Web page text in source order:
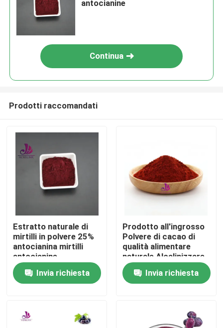
Casa
antocianine
Continua
Prodotti raccomandati
Estratto naturale di
mirtilli in polvere 25%
antocianina mirtilli
antocianine
Invia richiesta
Prodotto all'ingrosso
Polvere di cacao di
qualità alimentare
naturale Alcalinizzare
Polvere di cacao
Invia richiesta